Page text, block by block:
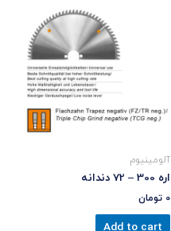
آلومینیوم
اره 300 – 72 دندانه
0 تومان
Add to cart